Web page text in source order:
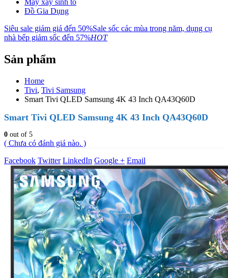
Máy xay sinh tố
Đồ Gia Dụng
Siêu sale giảm giá đến 50%Sale sốc các mùa trong năm, dụng cụ
nhà bếp giảm sốc đến 57%HOT
Sản phẩm
Home
Tivi, Tivi Samsung
Smart Tivi QLED Samsung 4K 43 Inch QA43Q60D
Smart Tivi QLED Samsung 4K 43 Inch QA43Q60D
0 out of 5
( Chưa có đánh giá nào. )
Facebook Twitter LinkedIn Google + Email